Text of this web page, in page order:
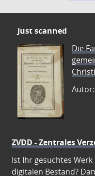
Just scanned
Die
ZVDD - Zentrales
Ist Ihr gesuchtes
digitalen Bestand?